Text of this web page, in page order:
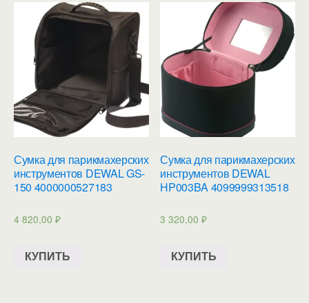
Сумка для парикмахерских
инструментов DEWAL GS-
150 4000000527183
4 820,00 ₽
КУПИТЬ
Сумка для парикмахерских
инструментов DEWAL
HP003BA 4099999313518
3 320,00₽
КУПИТЬ